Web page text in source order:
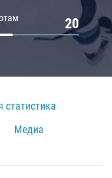
20
Медиа